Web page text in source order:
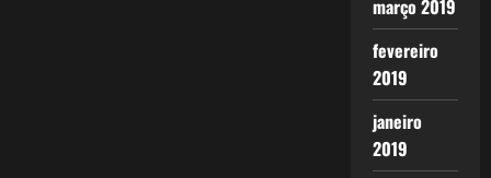
março 2019
fevereiro
2019
janeiro
2019